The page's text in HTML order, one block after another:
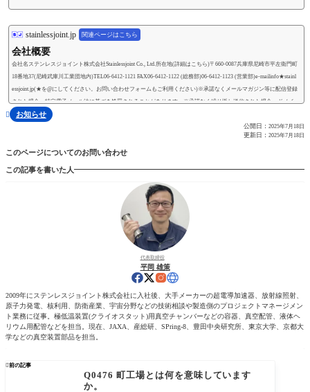
stainlessjoint.jp 関連ページはこちら
会社概要
会社名ステンレスジョイント株式会社Stainlessjoint Co., Ltd.所在地(詳細はこちら)〒660-0087兵庫県尼崎市平左衛門町
18番地37(尼崎武庫川工業団地内)TEL06-6412-1121 FAX06-6412-1122 (総務部)06-6412-1123 (営業部)e-mailinfo★stainl
essjoint.jp(★を@にしてください。お問い合わせフォームもご利用ください)※承諾なくメールマガジン等に配信登録
された場合、特定電子メール法に基づき処罰されることがあります。※承諾なく繰り返し送信された場合、ドメイ
ン等を拒否リストに登録することがあります。webhttps://stainlessjo...
 お知らせ
公開日： 2025年7月18日
更新日： 2025年7月18日
このページについてのお問い合わせ
この記事を書いた人
代表取締役
平岡 雄策
2009年にステンレスジョイント株式会社に入社後、大手メーカーの超電導加速器、放射線照射、
原子力発電、核利用、防衛産業、宇宙分野などの技術相談や製造側のプロジェクトマネージメン
ト業務に従事。極低温装置(クライオスタット)用真空チャンバーなどの容器、真空配管、液体ヘ
リウム用配管などを担当。現在、JAXA、産総研、SPring-8、豊田中央研究所、東京大学、京都大
学などの真空装置部品を担当。
前の記事
Q0476 町工場とは何を意味しています
か。